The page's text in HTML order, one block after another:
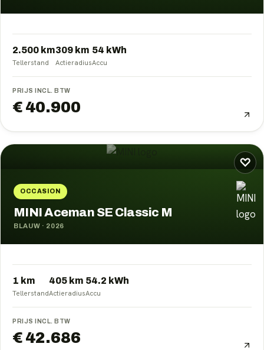
2.500 km
Tellerstand
309 km
Actieradius
54 kWh
Accu
PRIJS INCL. BTW
€ 40.900
♡
OCCASION
MINI Aceman SE Classic M
BLAUW · 2026
1 km
Tellerstand
405 km
Actieradius
54.2 kWh
Accu
PRIJS INCL. BTW
€ 42.686